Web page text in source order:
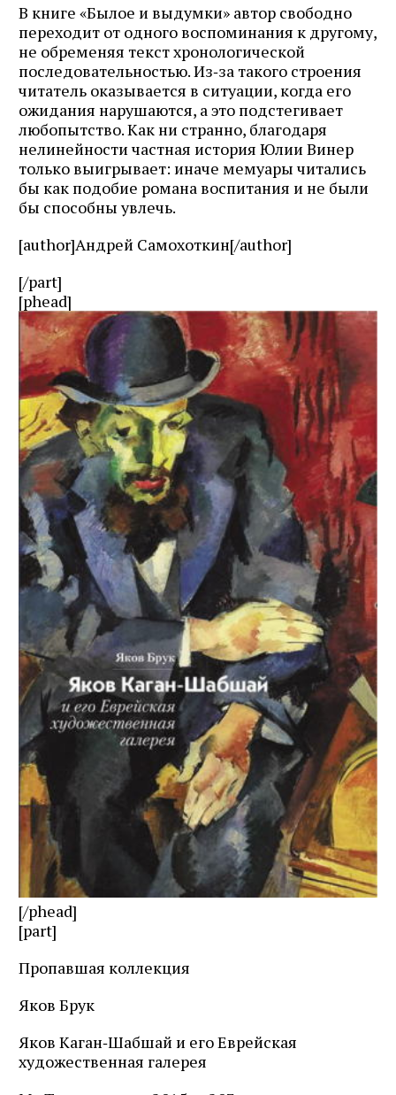
В книге «Былое и выдумки» автор свободно
переходит от одного воспоминания к другому,
не обременяя текст хронологической
последовательностью. Из‑за такого строения
читатель оказывается в ситуации, когда его
ожидания нарушаются, а это подстегивает
любопытство. Как ни странно, благодаря
нелинейности частная история Юлии Винер
только выигрывает: иначе мемуары читались
бы как подобие романа воспитания и не были
бы способны увлечь.
[author]Андрей Самохоткин[/author]
[/part]
[phead]
[/phead]
[part]
Пропавшая коллекция
Яков Брук
Яков Каган‑Шабшай и его Еврейская
художественная галерея